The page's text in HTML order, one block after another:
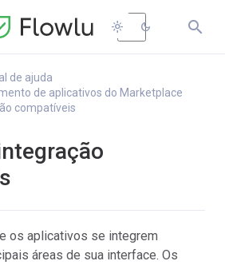
light_mode dark_mode 
de ajuda
de aplicativos do Marketplace
compatíveis
os aplicativos se integrem
áreas de sua interface. Os